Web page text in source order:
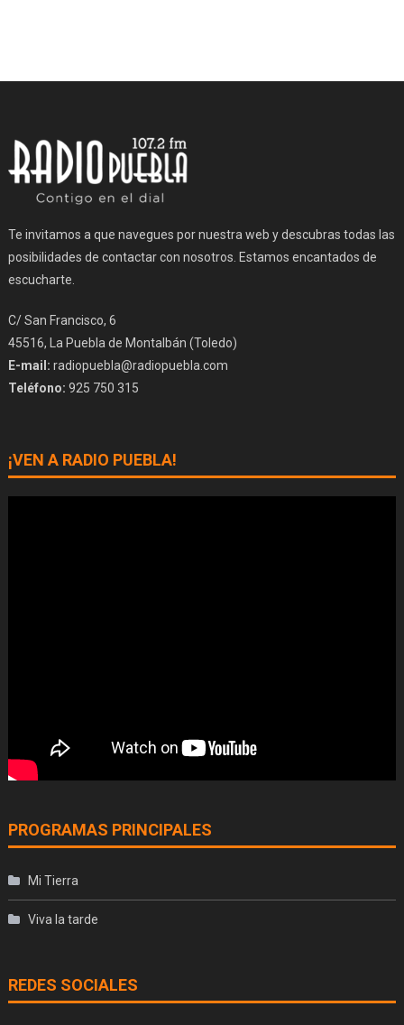
Te invitamos a que navegues por nuestra web y descubras todas las
posibilidades de contactar con nosotros. Estamos encantados de
escucharte.
C/ San Francisco, 6
45516, La Puebla de Montalbán (Toledo)
E-mail: radiopuebla@radiopuebla.com
Teléfono: 925 750 315
¡VEN A RADIO PUEBLA!
PROGRAMAS PRINCIPALES
Mi Tierra
Viva la tarde
REDES SOCIALES